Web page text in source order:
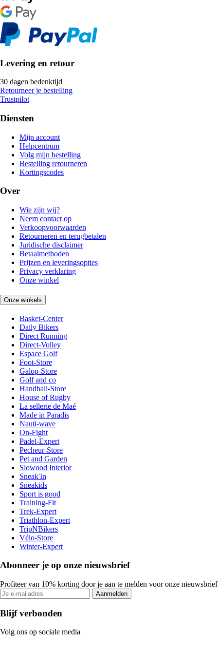
Levering en retour
30 dagen bedenktijd
Retourneer je bestelling
Trustpilot
Diensten
Mijn account
Helpcentrum
Volg mijn bestelling
Bestelling retourneren
Kortingscodes
Over
Wie zijn wij?
Neem contact op
Verkoopvoorwaarden
Retourneren en terugbetalen
Juridische disclaimer
Betaalmethoden
Prijzen en leveringsopties
Privacy verklaring
Onze winkel
Onze winkels
Basket-Center
Daily Bikers
Direct Running
Direct-Volley
Espace Golf
Foot-Store
Galop-Store
Golf and co
Handball-Store
House of Rugby
La sellerie de Maé
Made in Paradis
Nauti-wave
On-Fight
Padel-Expert
Pecheur-Store
Pet and Garden
Slowood Interior
Sneak'In
Sneakids
Sport is good
Training-Fit
Trek-Expert
Triathlon-Expert
TripNBikers
Vélo-Store
Winter-Expert
Abonneer je op onze nieuwsbrief
Profiteer van 10% korting door je aan te melden voor onze nieuwsbrief
Aanmelden
Blijf verbonden
Volg ons op sociale media